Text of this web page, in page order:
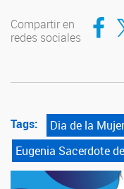
Compartir en
redes sociales
Tags:
Dia de la
Eugenia Sacerdote